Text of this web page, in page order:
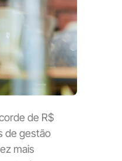
de R$
de gestão
mais